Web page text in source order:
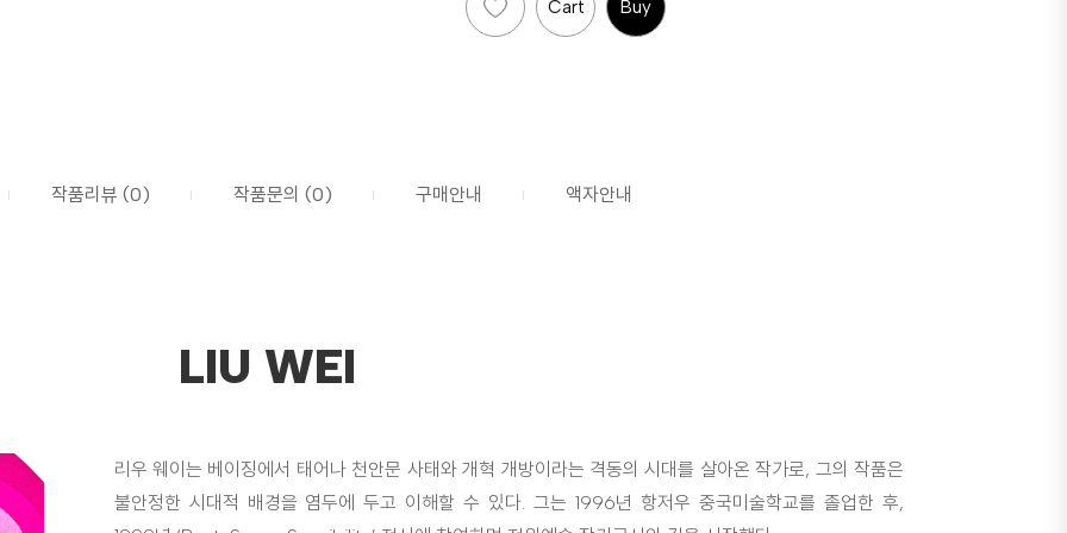
Cart Buy
작품리뷰 (0) 작품문의 (0) 구매안내 액자안내
LIU WEI
리우 웨이는 베이징에서 태어나 천안문 사태와 개혁 개방이라는 격동의 시대를 살아온 작가로, 그의 작품은
불안정한 시대적 배경을 염두에 두고 이해할 수 있다. 그는 1996년 항저우 중국미술학교를 졸업한 후,